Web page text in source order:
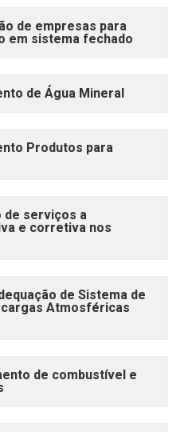
de empresas para
em sistema fechado
de Água Mineral
Produtos para
de serviços a
e corretiva nos
de Sistema de
Atmosféricas
de combustível e